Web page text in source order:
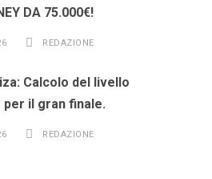
DA 75.000€!
REDAZIONE
Calcolo del livello
il gran finale.
REDAZIONE